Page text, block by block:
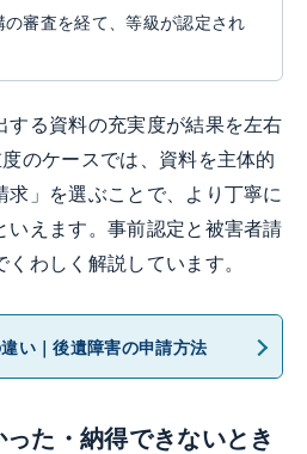
審査を経て、等級が認定され
する資料の充実度が結果を左右
のケースでは、資料を主体的
求」を選ぶことで、より丁寧に
いえます。事前認定と被害者請
わしく解説しています。
い｜後遺障害の申請方法
た・納得できないとき